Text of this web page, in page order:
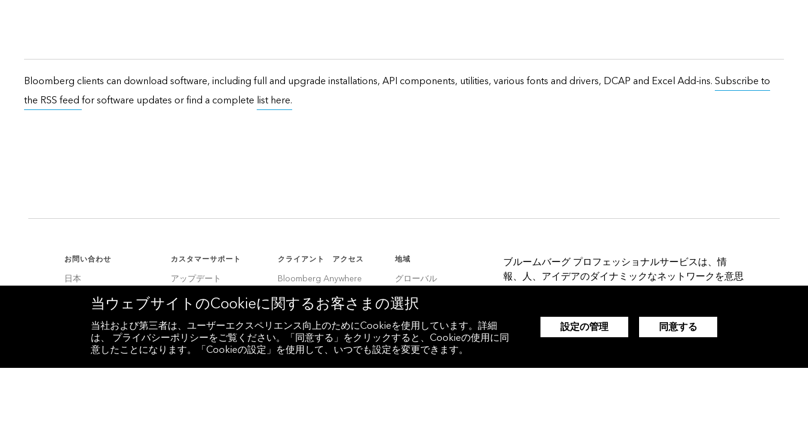
Bloomberg clients can download software, including full and upgrade installations, API components, utilities, various fonts and drivers, DCAP and Excel Add-ins. Subscribe to
the RSS feed for software updates or find a complete list here.
お問い合わせ
日本
+1 212 318 2000
ヨーロッパ
+44 20 7330 7500
カスタマーサポート
アップデート
カスタマーサポート
サービスセンター
クライアント アクセス
Bloomberg Anywhere
Bloomberg Vault
Entity Exchange
地域
グローバル
韓国
中国
インド
ブルームバーグ プロフェッショナルサービスは、情
報、人、アイデアのダイナミックなネットワークを意思
決定者に提供します。
デモをリクエストする
当ウェブサイトのCookieに関するお客さまの選択
当社および第三者は、ユーザーエクスペリエンス向上のためにCookieを使用しています。詳細
は、 プライバシーポリシーをご覧ください。「同意する」をクリックすると、Cookieの使用に同
意したことになります。「Cookieの設定」を使用して、いつでも設定を変更できます。
設定の管理 同意する